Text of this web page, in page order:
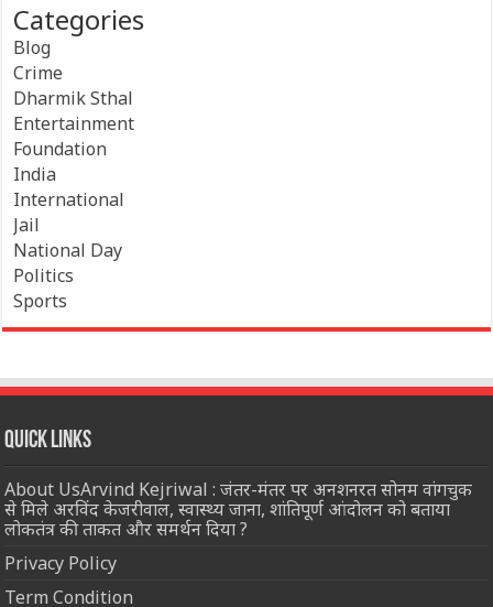
Categories
Blog
Crime
Dharmik Sthal
Entertainment
Foundation
India
International
Jail
National Day
Politics
Sports
Quick Links
About UsArvind Kejriwal : जंतर-मंतर पर अनशनरत सोनम वांगचुक
से मिले अरविंद केजरीवाल, स्वास्थ्य जाना, शांतिपूर्ण आंदोलन को बताया
लोकतंत्र की ताकत और समर्थन दिया ?
Privacy Policy
Term Condition